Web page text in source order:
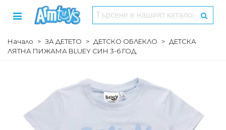
Начало > ЗА ДЕТЕТО > ДЕТСКО ОБЛЕКЛО > ДЕТСКА
ЛЯТНА ПИЖАМА BLUEY СИН 3-6 ГОД.